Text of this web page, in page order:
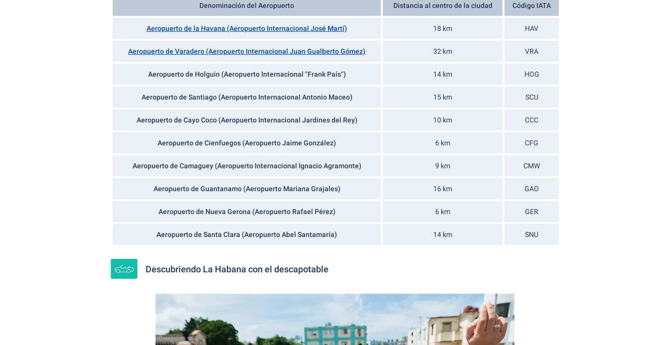
Denominación del Aeropuerto Distancia al centro de la ciudad Código IATA
Aeropuerto de la Havana (Aeropuerto Internacional José Martí) 18 km HAV
Aeropuerto de Varadero (Aeropuerto Internacional Juan Gualberto Gómez) 32 km VRA
Aeropuerto de Holguin (Aeropuerto Internacional "Frank País") 14 km HOG
Aeropuerto de Santiago (Aeropuerto Internacional Antonio Maceo) 15 km SCU
Aeropuerto de Cayo Coco (Aeropuerto Internacional Jardines del Rey) 10 km CCC
Aeropuerto de Cienfuegos (Aeropuerto Jaime González) 6 km CFG
Aeropuerto de Camaguey (Aeropuerto Internacional Ignacio Agramonte) 9 km CMW
Aeropuerto de Guantanamo (Aeropuerto Mariana Grajales) 16 km GAO
Aeropuerto de Nueva Gerona (Aeropuerto Rafael Pérez) 6 km GER
Aeropuerto de Santa Clara (Aeropuerto Abel Santamaría) 14 km SNU
Descubriendo La Habana con el descapotable